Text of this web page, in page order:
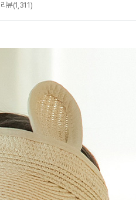
리뷰(1,311)